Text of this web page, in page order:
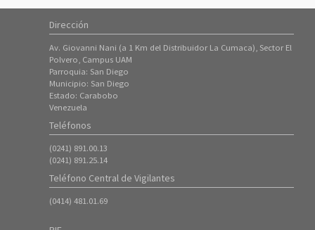
Instrucciones para Formalización de Inscripción de Nuevos
01/Feb/2026
Instrucciones para proceso de PreInscripción (Nuevos Ingresos
Período 20261)
ATENCIÓN ---- Inscripción de Estudiantes Regulares en el Período
08/Oct/2025
Ingresos (20253)
Dirección
Av. Giovanni Nani (a 1 Km del Distribuidor La Cumaca), Sector El
Polvero, Campus UAM
Parroquia: San Diego
Municipio: San Diego
Estado: Carabobo
Venezuela
Teléfonos
(0241) 891.00.13
(0241) 891.25.14
Teléfono Central de Vigilantes
(0414) 481.01.69